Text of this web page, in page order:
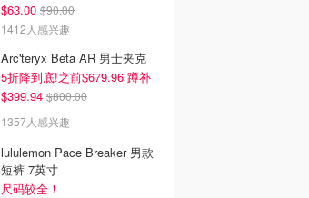
$63.00 $90.00
1412人感兴趣
Arc'teryx Beta AR 男士夹克
5折降到底!之前$679.96 蹲补
$399.94 $800.00
1357人感兴趣
lululemon Pace Breaker 男款
短裤 7英寸
尺码较全！